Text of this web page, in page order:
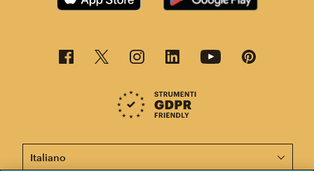
Questa pagina è ora disponibile in altre lingue.